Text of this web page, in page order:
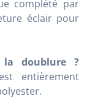
complété par
éclair pour
doublure ?
entièrement
.